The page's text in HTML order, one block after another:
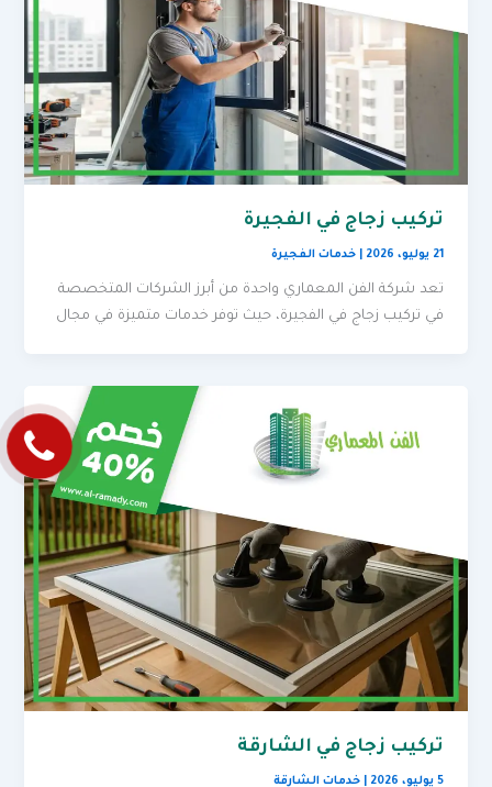
تركيب زجاج في الفجيرة
21 يوليو، 2026 |خدمات الفجيرة
تعد شركة الفن المعماري واحدة من أبرز الشركات المتخصصة
في تركيب زجاج في الفجيرة، حيث توفر خدمات متميزة في مجال
تركيب زجاج في الشارقة
5 يوليو، 2026 |خدمات الشارقة